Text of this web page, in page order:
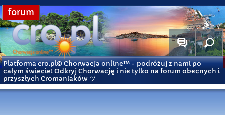
forum
Platforma cro.pl© Chorwacja online™ - podróżuj z nami po
całym świecie! Odkryj Chorwację i nie tylko na forum obecnych i
przyszłych Cromaniaków ツ